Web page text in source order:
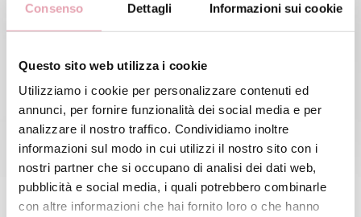
Consenso Dettagli Informazioni sui cookie
Questo sito web utilizza i cookie
Utilizziamo i cookie per personalizzare contenuti ed
annunci, per fornire funzionalità dei social media e per
analizzare il nostro traffico. Condividiamo inoltre
informazioni sul modo in cui utilizzi il nostro sito con i
nostri partner che si occupano di analisi dei dati web,
pubblicità e social media, i quali potrebbero combinarle
con altre informazioni che hai fornito loro o che hanno